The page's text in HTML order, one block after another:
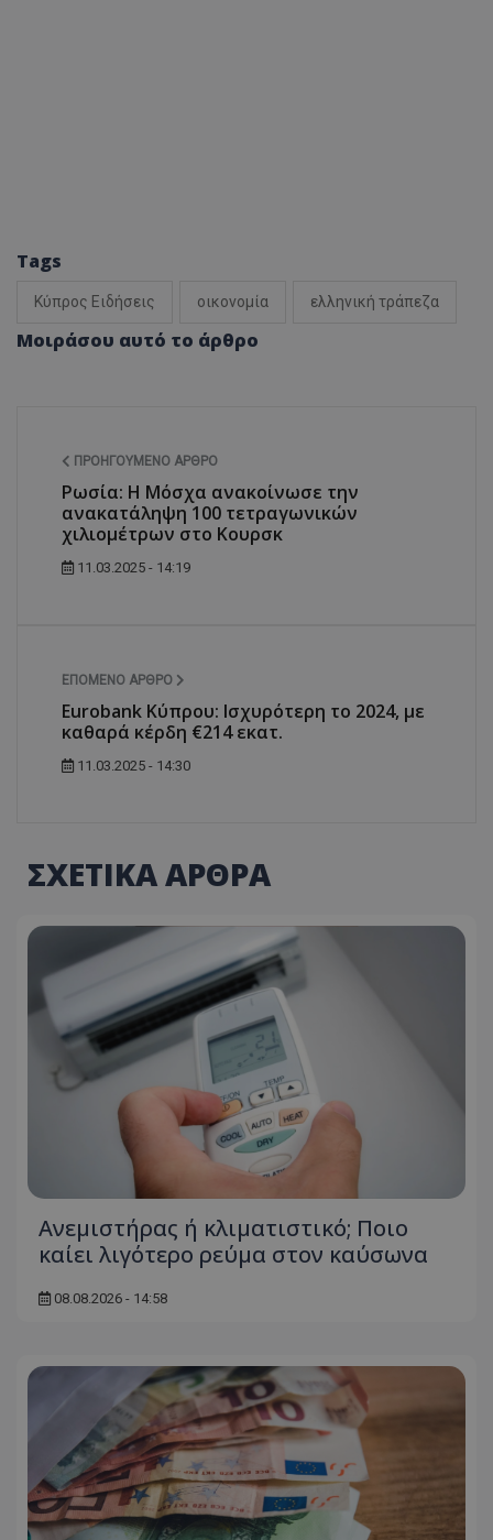
Tags
Κύπρος Ειδήσεις οικονομία ελληνική τράπεζα
Μοιράσου αυτό το άρθρο
ΠΡΟΗΓΟΎΜΕΝΟ ΆΡΘΡΟ
Ρωσία: Η Μόσχα ανακοίνωσε την
ανακατάληψη 100 τετραγωνικών
χιλιομέτρων στο Κουρσκ
11.03.2025 - 14:19
ΕΠΌΜΕΝΟ ΆΡΘΡΟ
Eurobank Κύπρου: Ισχυρότερη το 2024, με
καθαρά κέρδη €214 εκατ.
11.03.2025 - 14:30
ΣΧΕΤΙΚΑ ΑΡΘΡΑ
Ανεμιστήρας ή κλιματιστικό; Ποιο
καίει λιγότερο ρεύμα στον καύσωνα
08.08.2026 - 14:58